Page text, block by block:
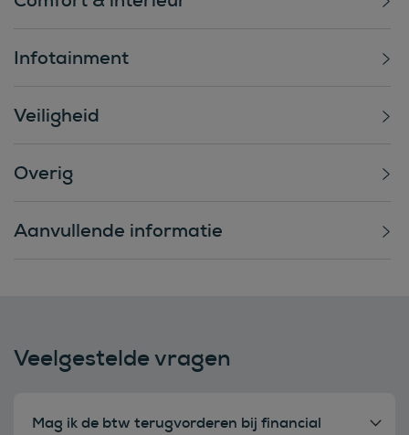
Infotainment
Veiligheid
Overig
Aanvullende informatie
Veelgestelde vragen
Mag ik de btw terugvorderen bij financial